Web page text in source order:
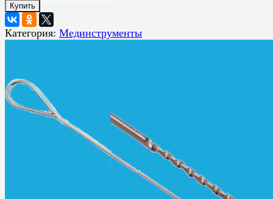
Купить
Категория: Мединструменты